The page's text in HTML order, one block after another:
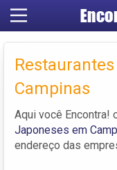
Campinas
Aqui você Encontra!
Japoneses em
endereço das